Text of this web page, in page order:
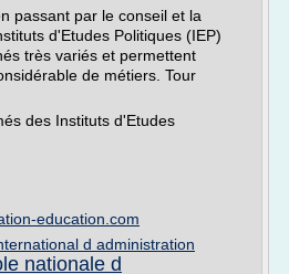
passant par le conseil et la
d'Etudes Politiques (IEP)
très variés et permettent
de métiers. Tour
des Instituts d'Etudes
education.com
d administration
nationale d